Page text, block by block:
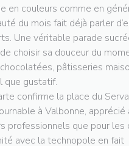
en couleurs comme en
du mois fait déjà parler
Une véritable parade
choisir sa douceur du
pâtisseries
que gustatif.
confirme la place du
à Valbonne, apprécié
professionnels que pour les
avec la technopole en fait